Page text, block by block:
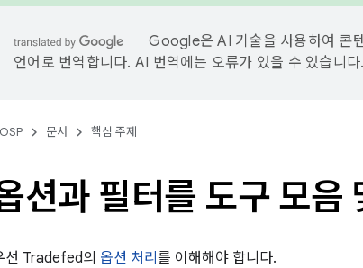
Google은 AI 기술을 사용하여 콘
언어로 번역합니다. AI 번역에는 오류가 있을 수 있습니다.
문서 핵심 주제
션과 필터를 도구 모음
선 Tradefed의 옵션 처리 를 이해해야 합니다.